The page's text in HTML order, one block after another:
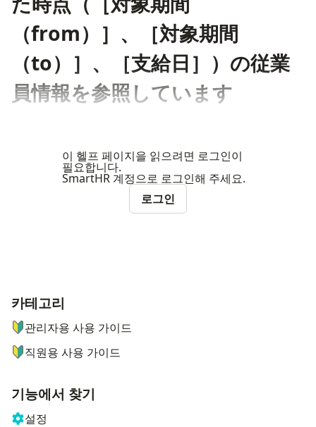
（from）］、［対象期間
（to）］、［支給日］）の従業
員情報を参照しています
이 헬프 페이지을 읽으려면 로그인이
필요합니다.
SmartHR 계정으로 로그인해 주세요.
로그인
ナビゲーションメニュー
카테고리
관리자용 사용 가이드
직원용 사용 가이드
기능에서 찾기
설정